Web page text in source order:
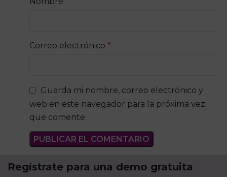
Correo electrónico *
Guarda mi nombre, correo electrónico y
web en este navegador para la próxima vez
que comente.
Regístrate para una demo gratuita